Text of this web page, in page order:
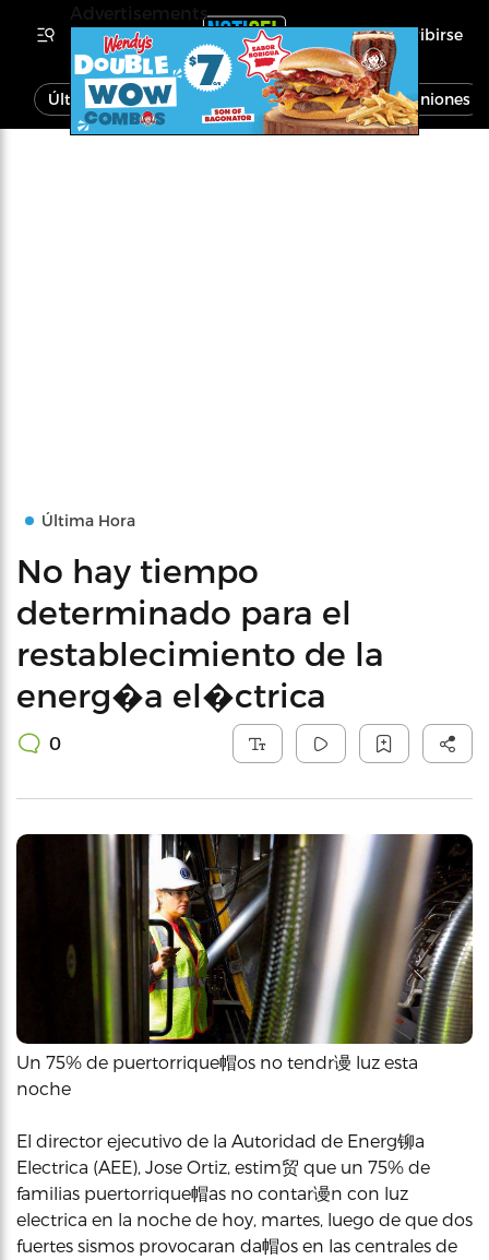
Inscribirse
Última Hora Noticias Economía Opiniones
Última Hora
No hay tiempo
determinado para el
restablecimiento de la
energ�a el�ctrica
0
Un 75% de puertorrique帽os no tendr谩 luz esta
noche
El director ejecutivo de la Autoridad de Energ铆a
Electrica (AEE), Jose Ortiz, estim贸 que un 75% de
familias puertorrique帽as no contar谩n con luz
electrica en la noche de hoy, martes, luego de que dos
fuertes sismos provocaran da帽os en las centrales de
Advertisements